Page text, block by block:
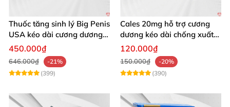
Thuốc tăng sinh lý Big Penis
USA kéo dài cương dương
chống xuất tinh sớm
450.000₫
646.000₫
-21%
(399)
Cales 20mg hỗ trợ cương
dương kéo dài chống xuất
tinh sớm thành phần
120.000₫
150.000₫
-20%
(390)